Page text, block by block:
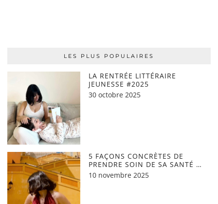
LES PLUS POPULAIRES
LA RENTRÉE LITTÉRAIRE
JEUNESSE #2025
30 octobre 2025
5 FAÇONS CONCRÈTES DE
PRENDRE SOIN DE SA SANTÉ …
10 novembre 2025